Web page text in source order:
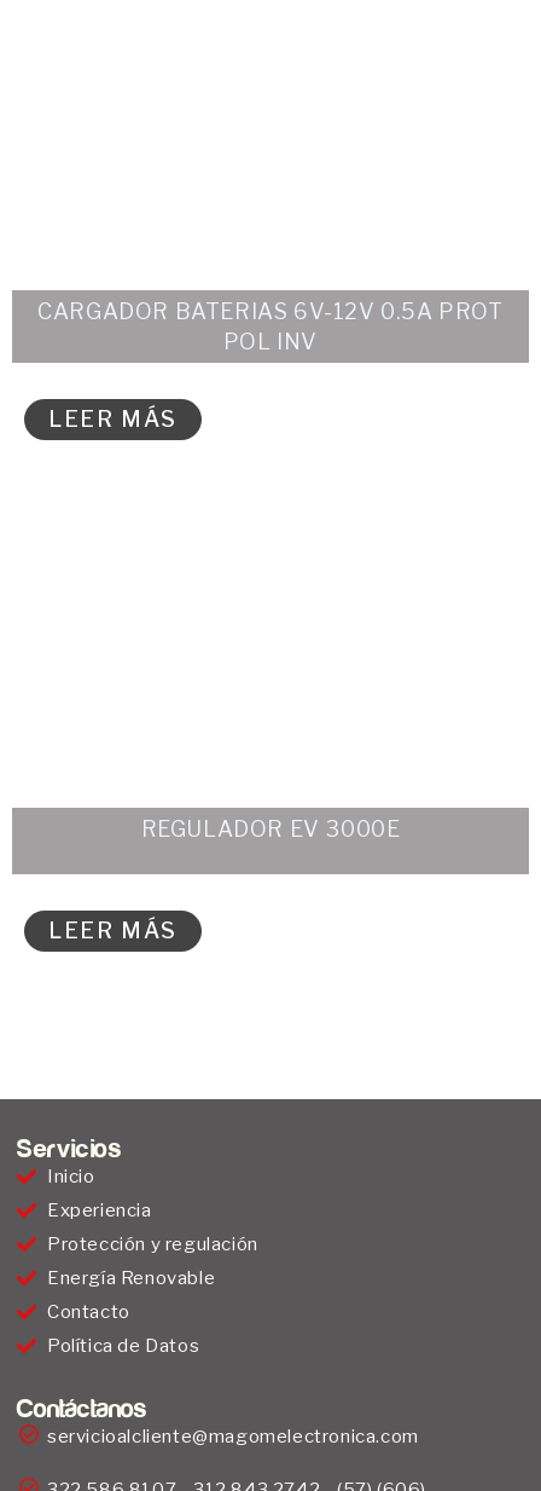
CARGADOR BATERIAS 6V-12V 0.5A PROT
POL INV
LEER MÁS
REGULADOR EV 3000E
LEER MÁS
Servicios
Inicio
Experiencia
Protección y regulación
Energía Renovable
Contacto
Política de Datos
Contáctanos
servicioalcliente@magomelectronica.com